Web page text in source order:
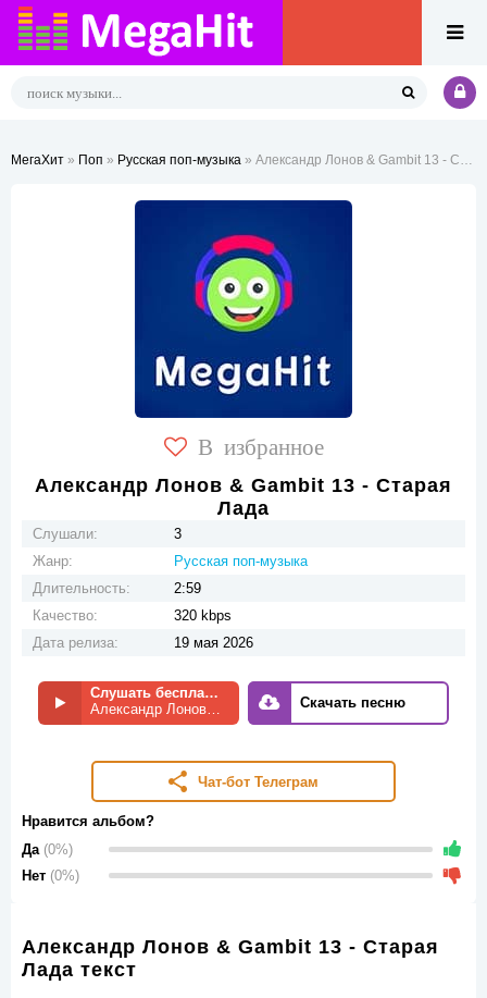
МегаХит » Поп » Русская поп-музыка » Александр Лонов & Gambit 13 - Старая Лада
В избранное
Александр Лонов & Gambit 13 - Старая
Лада
Слушали:
3
Жанр:
Русская поп-музыка
Длительность:
2:59
Качество:
320 kbps
Дата релиза:
19 мая 2026
Слушать бесплатно
Александр Лонов & Gambit 13 - Старая Лада
Скачать песню
Чат-бот Телеграм
Нравится альбом?
Да (0%)
Нет (0%)
Александр Лонов & Gambit 13 - Старая
Лада текст